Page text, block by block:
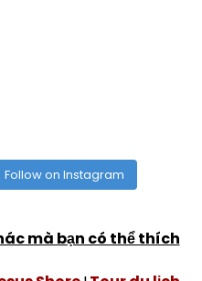
Follow on Instagram
mà bạn có thể thích